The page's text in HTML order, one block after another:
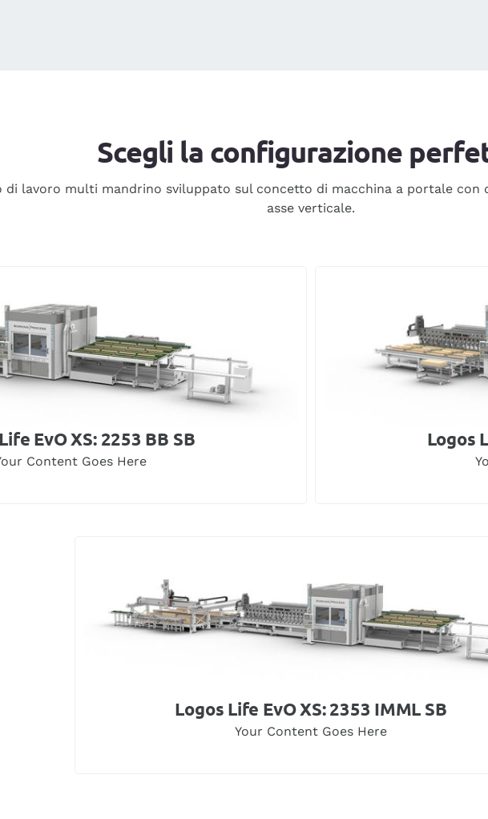
Scegli la configurazione
di lavoro multi mandrino sviluppato sul concetto di macchina a portale con
asse verticale.
EvO XS: 2253 BB SB
Content Goes Here
Logos
Logos Life EvO XS: 2353 IMML SB
Your Content Goes Here